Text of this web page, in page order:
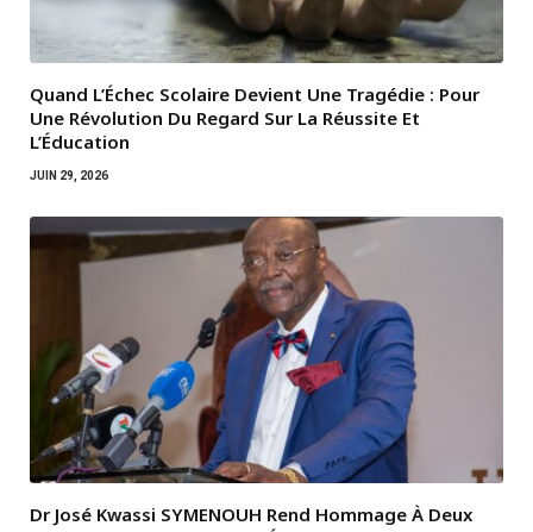
Quand L’Échec Scolaire Devient Une Tragédie : Pour
Une Révolution Du Regard Sur La Réussite Et
L’Éducation
JUIN 29, 2026
Dr José Kwassi SYMENOUH Rend Hommage À Deux